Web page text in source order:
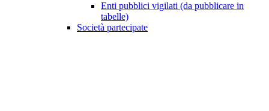
Enti pubblici vigilati (da pubblicare in
tabelle)
Società partecipate